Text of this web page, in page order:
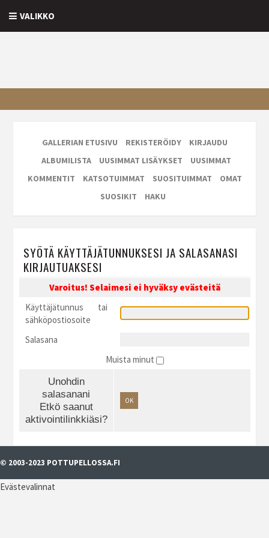
VALIKKO
GALLERIAN ETUSIVU REKISTERÖIDY
KIRJAUDU
ALBUMILISTA
UUSIMMAT LISÄYKSET
UUSIMMAT
KOMMENTIT
KATSOTUIMMAT SUOSITUIMMAT
OMAT
SUOSIKIT
HAKU
SYÖTÄ KÄYTTÄJÄTUNNUKSESI JA SALASANASI
KIRJAUTUAKSESI
Varoitus! Selaimesi ei hyväksy evästeitä
Käyttäjätunnus tai
sähköpostiosoite
Salasana
Muista minut
Unohdin
salasanani
Etkö saanut
aktivointilinkkiäsi?
OK
© 2003-2023 POTTUPELLOSSA.FI
Evästevalinnat